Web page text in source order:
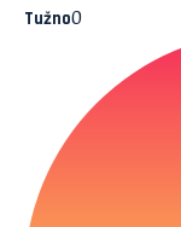
Tužno0